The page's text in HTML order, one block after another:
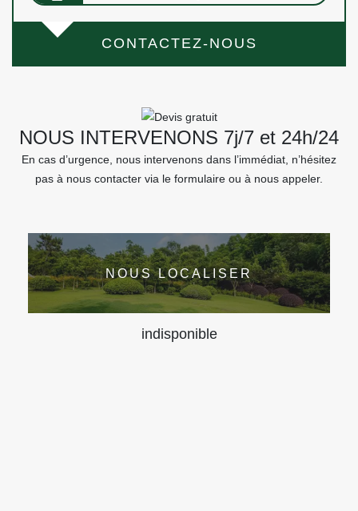
CONTACTEZ-NOUS
NOUS INTERVENONS 7j/7 et 24h/24
En cas d’urgence, nous intervenons dans l’immédiat, n’hésitez
pas à nous contacter via le formulaire ou à nous appeler.
NOUS LOCALISER
indisponible